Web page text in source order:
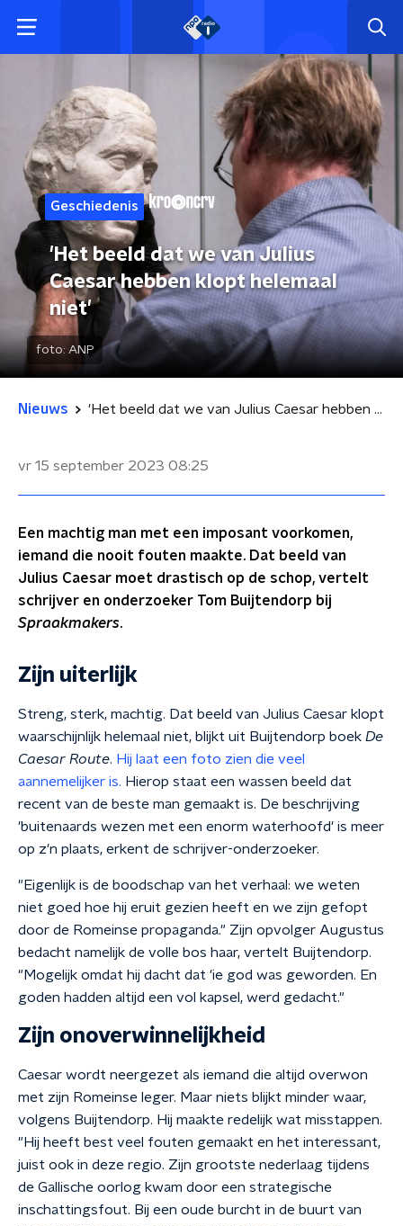
Geschiedenis
'Het beeld dat we van Julius
Caesar hebben klopt helemaal
niet'
foto: ANP
Nieuws 'Het beeld dat we van Julius Caesar hebben klopt helemaal niet'
vr 15 september 2023 08:25
Een machtig man met een imposant voorkomen,
iemand die nooit fouten maakte. Dat beeld van
Julius Caesar moet drastisch op de schop, vertelt
schrijver en onderzoeker Tom Buijtendorp bij
Spraakmakers.
Zijn uiterlijk
Streng, sterk, machtig. Dat beeld van Julius Caesar klopt
waarschijnlijk helemaal niet, blijkt uit Buijtendorp boek De
Caesar Route. Hij laat een foto zien die veel
aannemelijker is. Hierop staat een wassen beeld dat
recent van de beste man gemaakt is. De beschrijving
'buitenaards wezen met een enorm waterhoofd' is meer
op z'n plaats, erkent de schrijver-onderzoeker.
"Eigenlijk is de boodschap van het verhaal: we weten
niet goed hoe hij eruit gezien heeft en we zijn gefopt
door de Romeinse propaganda." Zijn opvolger Augustus
bedacht namelijk de volle bos haar, vertelt Buijtendorp.
"Mogelijk omdat hij dacht dat 'ie god was geworden. En
goden hadden altijd een vol kapsel, werd gedacht."
Zijn onoverwinnelijkheid
Caesar wordt neergezet als iemand die altijd overwon
met zijn Romeinse leger. Maar niets blijkt minder waar,
volgens Buijtendorp. Hij maakte redelijk wat misstappen.
"Hij heeft best veel fouten gemaakt en het interessant,
juist ook in deze regio. Zijn grootste nederlaag tijdens
de Gallische oorlog kwam door een strategische
inschattingsfout. Bij een oude burcht in de buurt van